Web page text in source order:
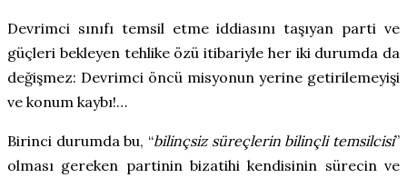
Devrimci sınıfı temsil etme iddiasını taşıyan parti ve
güçleri bekleyen tehlike özü itibariyle her iki durumda da
değişmez: Devrimci öncü misyonun yerine getirilemeyişi
ve konum kaybı!…
Birinci durumda bu, “bilinçsiz süreçlerin bilinçli temsilcisi”
olması gereken partinin bizatihi kendisinin sürecin ve